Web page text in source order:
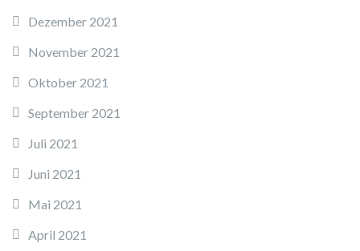
Dezember 2021
November 2021
Oktober 2021
September 2021
Juli 2021
Juni 2021
Mai 2021
April 2021